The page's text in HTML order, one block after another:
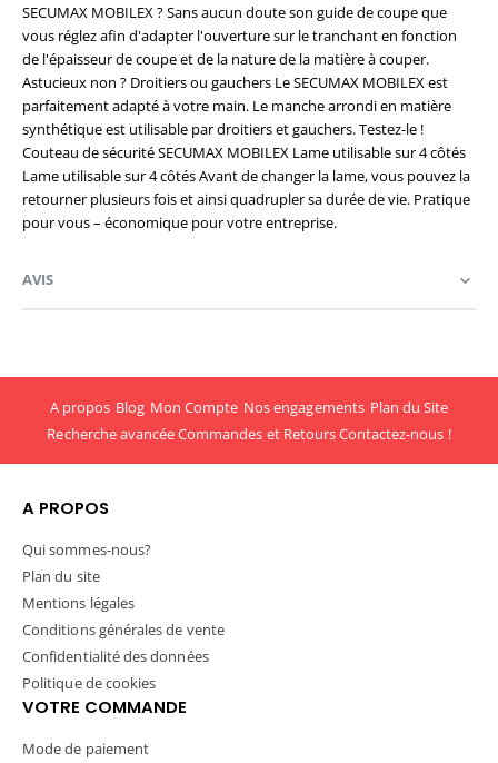
SECUMAX MOBILEX ? Sans aucun doute son guide de coupe que
vous réglez afin d'adapter l'ouverture sur le tranchant en fonction
de l'épaisseur de coupe et de la nature de la matière à couper.
Astucieux non ? Droitiers ou gauchers Le SECUMAX MOBILEX est
parfaitement adapté à votre main. Le manche arrondi en matière
synthétique est utilisable par droitiers et gauchers. Testez-le !
Couteau de sécurité SECUMAX MOBILEX Lame utilisable sur 4 côtés
Lame utilisable sur 4 côtés Avant de changer la lame, vous pouvez la
retourner plusieurs fois et ainsi quadrupler sa durée de vie. Pratique
pour vous – économique pour votre entreprise.
AVIS
A propos Blog Mon Compte Nos engagements Plan du Site
Recherche avancéeCommandes et RetoursContactez-nous !
A PROPOS
Qui sommes-nous?
Plan du site
Mentions légales
Conditions générales de vente
Confidentialité des données
Politique de cookies
VOTRE COMMANDE
Mode de paiement